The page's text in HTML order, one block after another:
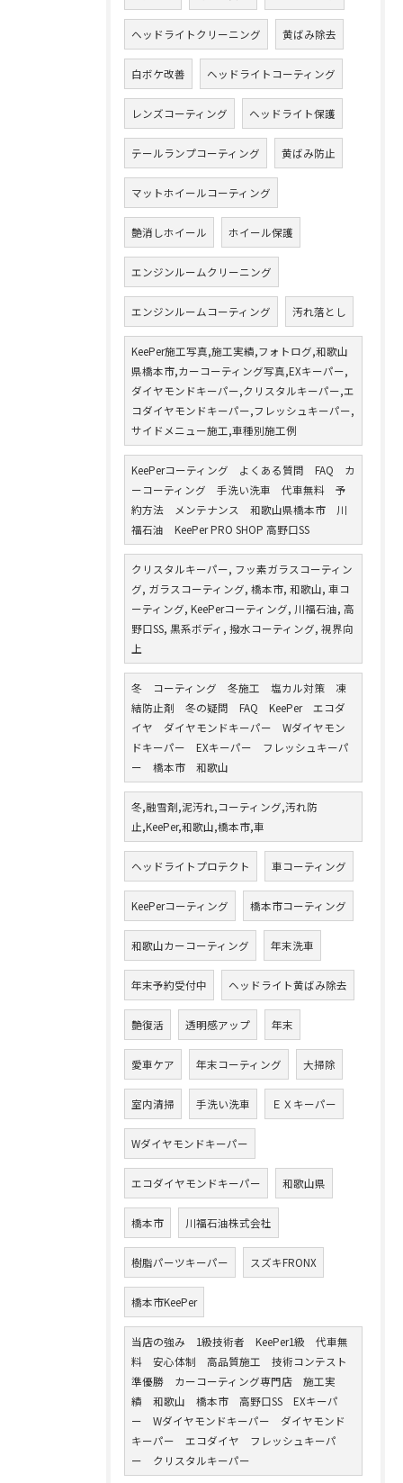
ヘッドライトクリーニング 黄ばみ除去
白ボケ改善 ヘッドライトコーティング
レンズコーティング ヘッドライト保護
テールランプコーティング 黄ばみ防止
マットホイールコーティング
艶消しホイール ホイール保護
エンジンルームクリーニング
エンジンルームコーティング 汚れ落とし
KeePer施工写真,施工実績,フォトログ,和歌山
県橋本市,カーコーティング写真,EXキーパー,
ダイヤモンドキーパー,クリスタルキーパー,エ
コダイヤモンドキーパー,フレッシュキーパー,
サイドメニュー施工,車種別施工例
KeePerコーティング よくある質問 FAQ カ
ーコーティング 手洗い洗車 代車無料 予
約方法 メンテナンス 和歌山県橋本市 川
福石油 KeePer PRO SHOP 高野口SS
クリスタルキーパー, フッ素ガラスコーティン
グ, ガラスコーティング, 橋本市, 和歌山, 車コ
ーティング, KeePerコーティング, 川福石油, 高
野口SS, 黒系ボディ, 撥水コーティング, 視界向
上
冬 コーティング 冬施工 塩カル対策 凍
結防止剤 冬の疑問 FAQ KeePer エコダ
イヤ ダイヤモンドキーパー Wダイヤモン
ドキーパー EXキーパー フレッシュキーパ
ー 橋本市 和歌山
冬,融雪剤,泥汚れ,コーティング,汚れ防
止,KeePer,和歌山,橋本市,車
ヘッドライトプロテクト 車コーティング
KeePerコーティング 橋本市コーティング
和歌山カーコーティング 年末洗車
年末予約受付中 ヘッドライト黄ばみ除去
艶復活 透明感アップ 年末
愛車ケア 年末コーティング 大掃除
室内清掃 手洗い洗車 ＥＸキーパー
Wダイヤモンドキーパー
エコダイヤモンドキーパー 和歌山県
橋本市 川福石油株式会社
樹脂パーツキーパー スズキFRONX
橋本市KeePer
当店の強み 1級技術者 KeePer1級 代車無
料 安心体制 高品質施工 技術コンテスト
準優勝 カーコーティング専門店 施工実
績 和歌山 橋本市 高野口SS EXキーパ
ー Wダイヤモンドキーパー ダイヤモンド
キーパー エコダイヤ フレッシュキーパ
ー クリスタルキーパー